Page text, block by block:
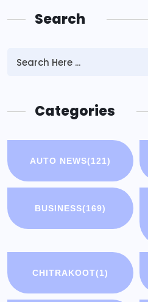
Search
Categories
AUTO NEWS(121)
BUSINESS(169)
CHITRAKOOT(1)